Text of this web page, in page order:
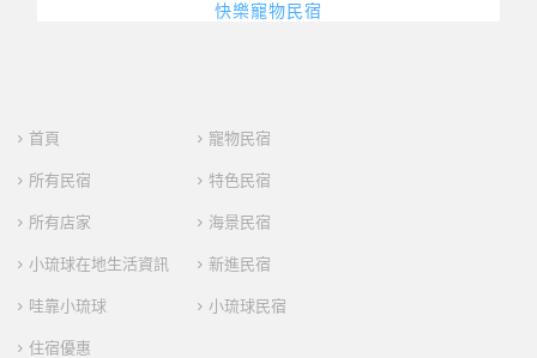
快樂寵物民宿
首頁
所有民宿
所有店家
小琉球在地生活資訊
哇靠小琉球
住宿優惠
寵物民宿
特色民宿
海景民宿
新進民宿
小琉球民宿